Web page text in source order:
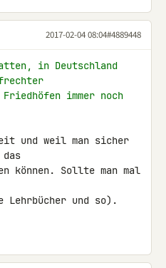
2017-02-04 08:04#4889448
in Deutschland
immer noch
und weil man sicher
können. Sollte man mal
Lehrbücher und so).